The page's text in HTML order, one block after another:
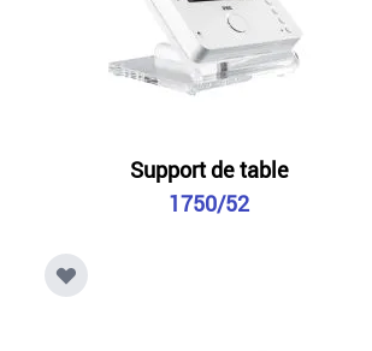
Support de table
1750/52